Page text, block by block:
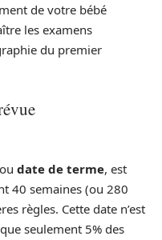
de votre bébé
les examens
du premier
date de terme, est
40 semaines (ou 280
règles. Cette date n’est
seulement 5% des